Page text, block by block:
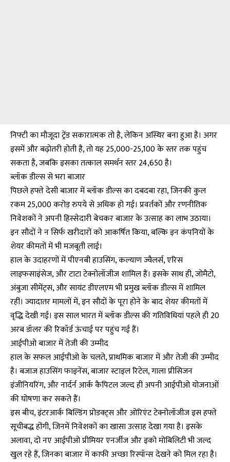
निफ्टी का मौजूदा ट्रेंड सकारात्मक तो है, लेकिन अस्थिर बना हुआ है। अगर
इसमें और बढ़ोतरी होती है, तो यह 25,000-25,100 के स्तर तक पहुंच
सकता है, जबकि इसका तत्काल समर्थन स्तर 24,650 है।
ब्लॉक डील्स से भरा बाजार
पिछले हफ्ते देसी बाजार में ब्लॉक डील्स का दबदबा रहा, जिनकी कुल
रकम 25,000 करोड़ रुपये से अधिक हो गई। प्रवर्तकों और रणनीतिक
निवेशकों ने अपनी हिस्सेदारी बेचकर बाजार के उत्साह का लाभ उठाया।
इन सौदों ने न सिर्फ खरीदारों को आकर्षित किया, बल्कि इन कंपनियों के
शेयर कीमतों में भी मजबूती लाई।
हाल के उदाहरणों में पीएनबी हाउसिंग, कल्याण ज्वैलर्स, एरिस
लाइफसाइंसेज, और टाटा टेक्नोलॉजीज शामिल हैं। इसके साथ ही, जोमैटो,
अंबुजा सीमेंट्स, और सायंट डीएलएम भी प्रमुख ब्लॉक डील्स में शामिल
रहीं। ज्यादातर मामलों में, इन सौदों के पूरा होने के बाद शेयर कीमतों में
वृद्धि देखी गई। इस साल भारत में ब्लॉक डील्स की गतिविधियां पहले ही 20
अरब डॉलर की रिकॉर्ड ऊंचाई पर पहुंच गई हैं।
आईपीओ बाजार में तेजी की उम्मीद
हाल के सफल आईपीओ के चलते, प्राथमिक बाजार में और तेजी की उम्मीद
है। बजाज हाउसिंग फाइनेंस, बाजार स्टाइल रिटेल, गाला प्रीसिजन
इंजीनियरिंग, और नार्दर्न आर्क कैपिटल जल्द ही अपनी आईपीओ योजनाओं
की घोषणा कर सकते हैं।
इस बीच, इंटरआर्क बिल्डिंग प्रोडक्ट्स और ओरिएंट टेक्नोलॉजीज इस हफ्ते
सूचीबद्ध होंगी, जिनमें निवेशकों का खासा उत्साह देखा गया है। इसके
अलावा, दो नए आईपीओ प्रीमियर एनर्जीज और इको मोबिलिटी भी जल्द
खुल रहे हैं, जिनका बाजार में काफी अच्छा रिस्पॉन्स देखने को मिल रहा है।